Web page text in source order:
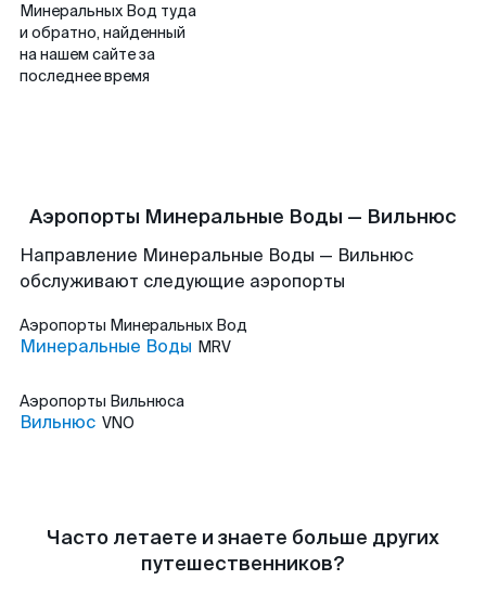
Минеральных Вод туда
и обратно, найденный
на нашем сайте за
последнее время
Аэропорты Минеральные Воды — Вильнюс
Направление Минеральные Воды — Вильнюс
обслуживают следующие аэропорты
Аэропорты Минеральных Вод
Минеральные Воды MRV
Аэропорты Вильнюса
Вильнюс VNO
Часто летаете и знаете больше других
путешественников?